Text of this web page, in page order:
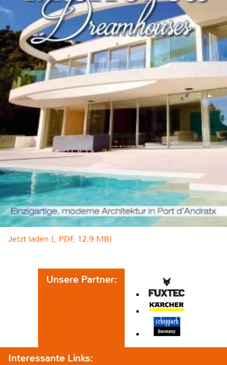
Jetzt laden (, PDF, 12.9 MB)
Unsere Partner:
Interessante Links: